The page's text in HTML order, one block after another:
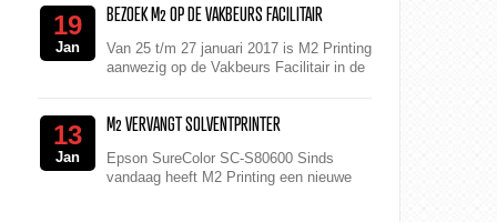
19
Jan
BEZOEK M2 OP DE VAKBEURS FACILITAIR
Van 25 t/m 27 januari 2017 is M2 Printing
aanwezig op de Vakbeurs Facilitair in de
13
Jan
M2 VERVANGT SOLVENTPRINTER
Epson SureColor SC-S80600 Sinds
vandaag heeft M2 Printing een nieuwe